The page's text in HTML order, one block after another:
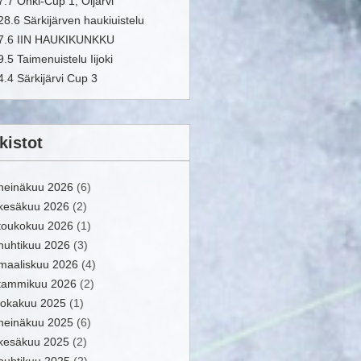
Särkijärven haukiuistelu
IIN HAUKIKUNKKU
Taimenuistelu Iijoki
Särkijärvi Cup 3
2026 (6)
2026 (2)
2026 (1)
2026 (3)
2026 (4)
2026 (2)
2025 (1)
2025 (6)
2025 (2)